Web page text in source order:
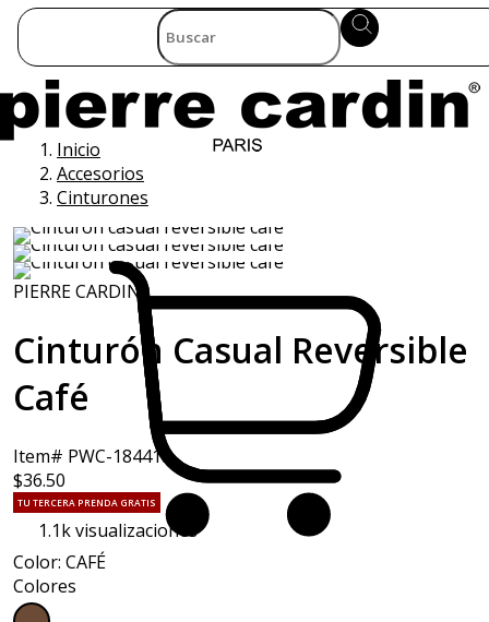
Inicio
Accesorios
Cinturones
PIERRE CARDIN
Cinturón Casual Reversible
Café
Item# PWC-18441R
$36.50
TU TERCERA PRENDA GRATIS
1.1kvisualizaciones
Color: CAFÉ
Colores